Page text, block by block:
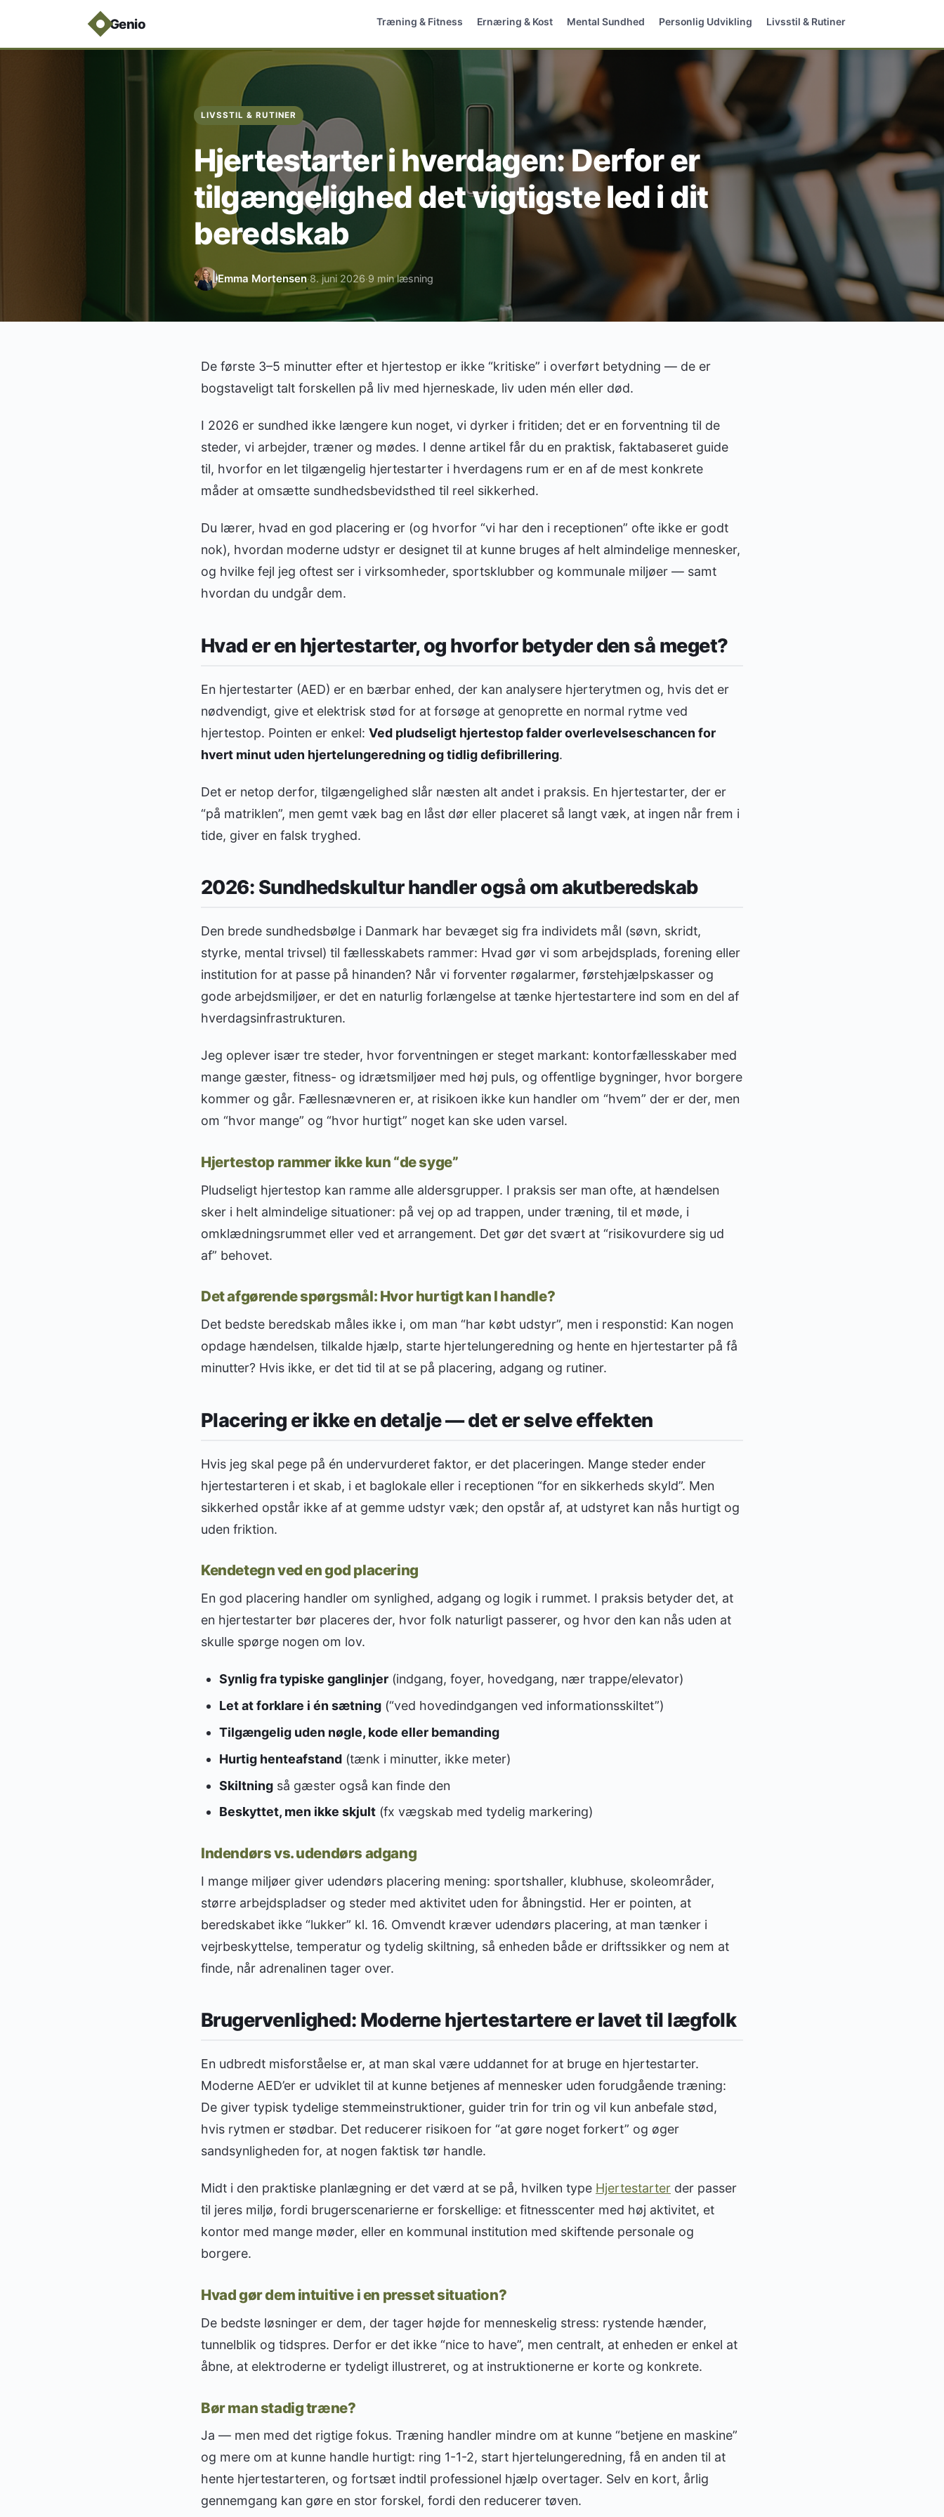
Genio Træning & Fitness Ernæring & Kost Mental Sundhed Personlig Udvikling Livsstil & Rutiner
LIVSSTIL & RUTINER
Hjertestarter i hverdagen: Derfor er
tilgængelighed det vigtigste led i dit
beredskab
Emma Mortensen·8. juni 2026·9 min læsning
De første 3–5 minutter efter et hjertestop er ikke “kritiske” i overført betydning — de er
bogstaveligt talt forskellen på liv med hjerneskade, liv uden mén eller død.
I 2026 er sundhed ikke længere kun noget, vi dyrker i fritiden; det er en forventning til de
steder, vi arbejder, træner og mødes. I denne artikel får du en praktisk, faktabaseret guide
til, hvorfor en let tilgængelig hjertestarter i hverdagens rum er en af de mest konkrete
måder at omsætte sundhedsbevidsthed til reel sikkerhed.
Du lærer, hvad en god placering er (og hvorfor “vi har den i receptionen” ofte ikke er godt
nok), hvordan moderne udstyr er designet til at kunne bruges af helt almindelige mennesker,
og hvilke fejl jeg oftest ser i virksomheder, sportsklubber og kommunale miljøer — samt
hvordan du undgår dem.
Hvad er en hjertestarter, og hvorfor betyder den så meget?
En hjertestarter (AED) er en bærbar enhed, der kan analysere hjerterytmen og, hvis det er
nødvendigt, give et elektrisk stød for at forsøge at genoprette en normal rytme ved
hjertestop. Pointen er enkel: Ved pludseligt hjertestop falder overlevelseschancen for
hvert minut uden hjertelungeredning og tidlig defibrillering.
Det er netop derfor, tilgængelighed slår næsten alt andet i praksis. En hjertestarter, der er
“på matriklen”, men gemt væk bag en låst dør eller placeret så langt væk, at ingen når frem i
tide, giver en falsk tryghed.
2026: Sundhedskultur handler også om akutberedskab
Den brede sundhedsbølge i Danmark har bevæget sig fra individets mål (søvn, skridt,
styrke, mental trivsel) til fællesskabets rammer: Hvad gør vi som arbejdsplads, forening eller
institution for at passe på hinanden? Når vi forventer røgalarmer, førstehjælpskasser og
gode arbejdsmiljøer, er det en naturlig forlængelse at tænke hjertestartere ind som en del af
hverdagsinfrastrukturen.
Jeg oplever især tre steder, hvor forventningen er steget markant: kontorfællesskaber med
mange gæster, fitness- og idrætsmiljøer med høj puls, og offentlige bygninger, hvor borgere
kommer og går. Fællesnævneren er, at risikoen ikke kun handler om “hvem” der er der, men
om “hvor mange” og “hvor hurtigt” noget kan ske uden varsel.
Hjertestop rammer ikke kun “de syge”
Pludseligt hjertestop kan ramme alle aldersgrupper. I praksis ser man ofte, at hændelsen
sker i helt almindelige situationer: på vej op ad trappen, under træning, til et møde, i
omklædningsrummet eller ved et arrangement. Det gør det svært at “risikovurdere sig ud
af” behovet.
Det afgørende spørgsmål: Hvor hurtigt kan I handle?
Det bedste beredskab måles ikke i, om man “har købt udstyr”, men i responstid: Kan nogen
opdage hændelsen, tilkalde hjælp, starte hjertelungeredning og hente en hjertestarter på få
minutter? Hvis ikke, er det tid til at se på placering, adgang og rutiner.
Placering er ikke en detalje — det er selve effekten
Hvis jeg skal pege på én undervurderet faktor, er det placeringen. Mange steder ender
hjertestarteren i et skab, i et baglokale eller i receptionen “for en sikkerheds skyld”. Men
sikkerhed opstår ikke af at gemme udstyr væk; den opstår af, at udstyret kan nås hurtigt og
uden friktion.
Kendetegn ved en god placering
En god placering handler om synlighed, adgang og logik i rummet. I praksis betyder det, at
en hjertestarter bør placeres der, hvor folk naturligt passerer, og hvor den kan nås uden at
skulle spørge nogen om lov.
Synlig fra typiske ganglinjer(indgang, foyer, hovedgang, nær trappe/elevator)
Let at forklare i én sætning(“ved hovedindgangen ved informationsskiltet”)
Tilgængelig uden nøgle, kode eller bemanding
Hurtig henteafstand(tænk i minutter, ikke meter)
Skiltningså gæster også kan finde den
Beskyttet, men ikke skjult(fx vægskab med tydelig markering)
Indendørs vs. udendørs adgang
I mange miljøer giver udendørs placering mening: sportshaller, klubhuse, skoleområder,
større arbejdspladser og steder med aktivitet uden for åbningstid. Her er pointen, at
beredskabet ikke “lukker” kl. 16. Omvendt kræver udendørs placering, at man tænker i
vejrbeskyttelse, temperatur og tydelig skiltning, så enheden både er driftssikker og nem at
finde, når adrenalinen tager over.
Brugervenlighed: Moderne hjertestartere er lavet til lægfolk
En udbredt misforståelse er, at man skal være uddannet for at bruge en hjertestarter.
Moderne AED’er er udviklet til at kunne betjenes af mennesker uden forudgående træning:
De giver typisk tydelige stemmeinstruktioner, guider trin for trin og vil kun anbefale stød,
hvis rytmen er stødbar. Det reducerer risikoen for “at gøre noget forkert” og øger
sandsynligheden for, at nogen faktisk tør handle.
Midt i den praktiske planlægning er det værd at se på, hvilken type Hjertestarter der passer
til jeres miljø, fordi brugerscenarierne er forskellige: et fitnesscenter med høj aktivitet, et
kontor med mange møder, eller en kommunal institution med skiftende personale og
borgere.
Hvad gør dem intuitive i en presset situation?
De bedste løsninger er dem, der tager højde for menneskelig stress: rystende hænder,
tunnelblik og tidspres. Derfor er det ikke “nice to have”, men centralt, at enheden er enkel at
åbne, at elektroderne er tydeligt illustreret, og at instruktionerne er korte og konkrete.
Bør man stadig træne?
Ja — men med det rigtige fokus. Træning handler mindre om at kunne “betjene en maskine”
og mere om at kunne handle hurtigt: ring 1-1-2, start hjertelungeredning, få en anden til at
hente hjertestarteren, og fortsæt indtil professionel hjælp overtager. Selv en kort, årlig
gennemgang kan gøre en stor forskel, fordi den reducerer tøven.